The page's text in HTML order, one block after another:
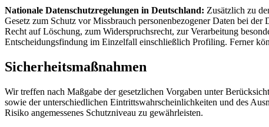
Nationale Datenschutzregelungen in Deutschland: Zusätzlich zu
Gesetz zum Schutz vor Missbrauch personenbezogener Daten bei
Recht auf Löschung, zum Widerspruchsrecht, zur Verarbeitung
Entscheidungsfindung im Einzelfall einschließlich Profiling. Ferner
Sicherheitsmaßnahmen
Wir treffen nach Maßgabe der gesetzlichen Vorgaben unter
sowie der unterschiedlichen Eintrittswahrscheinlichkeiten und des
Risiko angemessenes Schutzniveau zu gewährleisten.